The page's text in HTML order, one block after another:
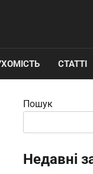
СТАТТІ
Пошук
Недавні